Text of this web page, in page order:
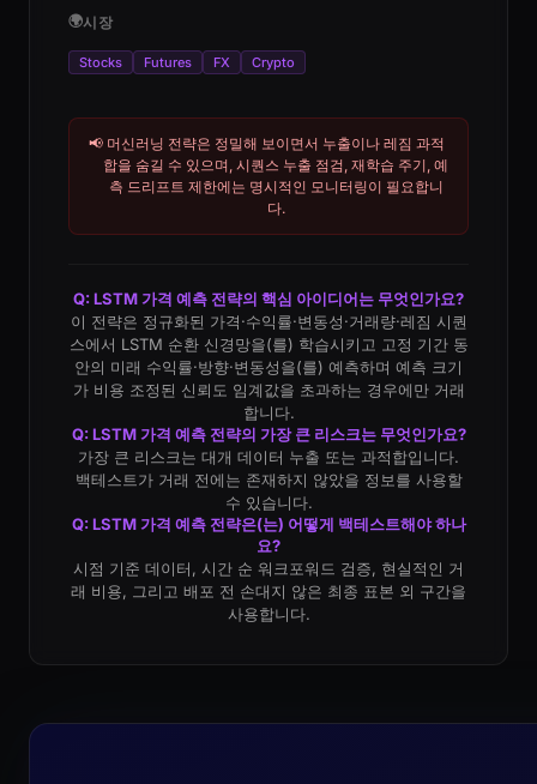
🌍시장
Stocks Futures FX Crypto
📢 머신러닝 전략은 정밀해 보이면서 누출이나 레짐 과적
합을 숨길 수 있으며, 시퀀스 누출 점검, 재학습 주기, 예
측 드리프트 제한에는 명시적인 모니터링이 필요합니
다.
Q: LSTM 가격 예측 전략의 핵심 아이디어는 무엇인가요?
이 전략은 정규화된 가격·수익률·변동성·거래량·레짐 시퀀
스에서 LSTM 순환 신경망을(를) 학습시키고 고정 기간 동
안의 미래 수익률·방향·변동성을(를) 예측하며 예측 크기
가 비용 조정된 신뢰도 임계값을 초과하는 경우에만 거래
합니다.
Q: LSTM 가격 예측 전략의 가장 큰 리스크는 무엇인가요?
가장 큰 리스크는 대개 데이터 누출 또는 과적합입니다.
백테스트가 거래 전에는 존재하지 않았을 정보를 사용할
수 있습니다.
Q: LSTM 가격 예측 전략은(는) 어떻게 백테스트해야 하나
요?
시점 기준 데이터, 시간 순 워크포워드 검증, 현실적인 거
래 비용, 그리고 배포 전 손대지 않은 최종 표본 외 구간을
사용합니다.